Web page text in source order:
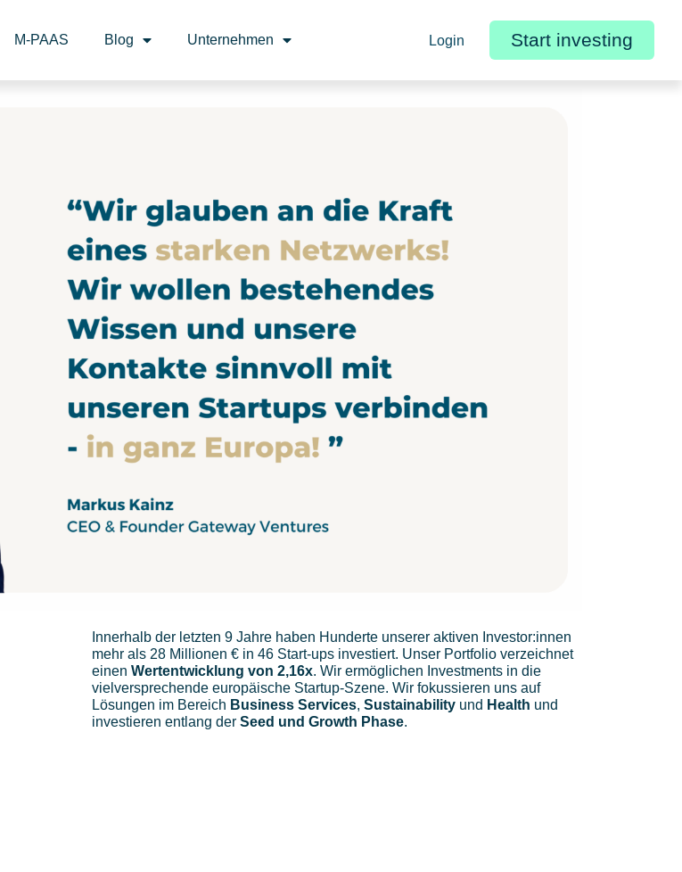
M-PAAS Blog Unternehmen Login Start investing
Innerhalb der letzten 9 Jahre haben Hunderte unserer aktiven Investor:innen
mehr als 28 Millionen € in 46 Start-ups investiert. Unser Portfolio verzeichnet
einen Wertentwicklung von 2,16x. Wir ermöglichen Investments in die
vielversprechende europäische Startup-Szene. Wir fokussieren uns auf
Lösungen im Bereich Business Services, Sustainability und Health und
investieren entlang der Seed und Growth Phase.